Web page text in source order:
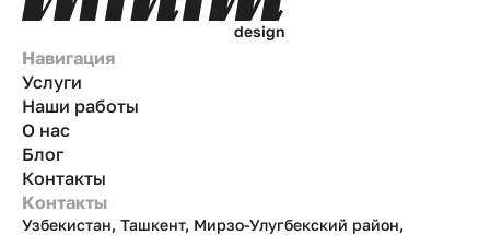
design
Навигация
Услуги
Наши работы
О нас
Блог
Контакты
Контакты
Узбекистан, Ташкент, Мирзо-Улугбекский район,